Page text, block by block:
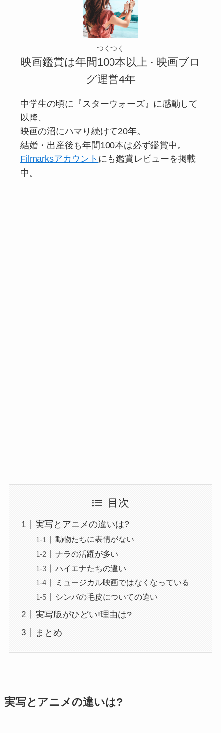
つくつく
映画鑑賞は年間100本以上 ・ 映画ブロ
グ運営4年
中学生の頃に『スターウォーズ』に感動して
以降、
映画の沼にハマり続けて20年。
結婚・出産後も年間100本は必ず鑑賞中。
Filmarksアカウント にも鑑賞レビューを掲載
中。
目次
実写とアニメの違いは?
動物たちに表情がない
ナラの活躍が多い
ハイエナたちの違い
ミュージカル映画ではなくなっている
シンバの毛皮についての違い
実写版がひどい!理由は?
まとめ
実写とアニメの違いは?